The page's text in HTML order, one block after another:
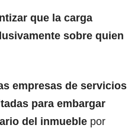
que la carga
sobre quien
empresas de servicios
para embargar
del inmueble por